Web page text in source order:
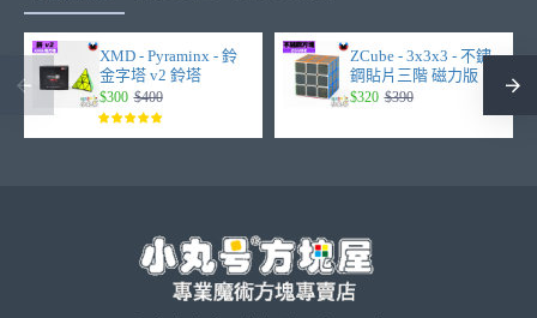
XMD - Pyraminx - 鈴
金字塔 v2 鈴塔
$300 $400
ZCube - 3x3x3 - 不鏽
鋼貼片三階 磁力版
$320 $390